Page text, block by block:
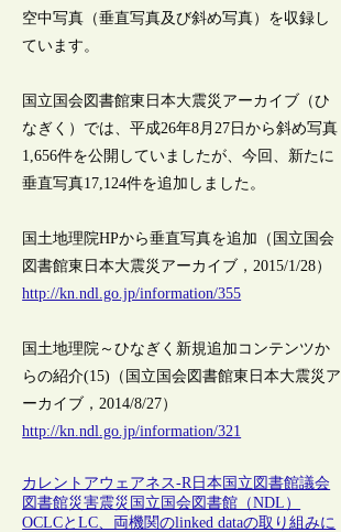
空中写真（垂直写真及び斜め写真）を収録し
ています。
国立国会図書館東日本大震災アーカイブ（ひ
なぎく）では、平成26年8月27日から斜め写真
1,656件を公開していましたが、今回、新たに
垂直写真17,124件を追加しました。
国土地理院HPから垂直写真を追加（国立国会
図書館東日本大震災アーカイブ，2015/1/28）
http://kn.ndl.go.jp/information/355
国土地理院～ひなぎく新規追加コンテンツか
らの紹介(15)（国立国会図書館東日本大震災ア
ーカイブ，2014/8/27）
http://kn.ndl.go.jp/information/321
カレントアウェアネス-R 日本 国立図書館議会
図書館災害震災 国立国会図書館（NDL）
OCLCとLC、両機関のlinked dataの取り組みに